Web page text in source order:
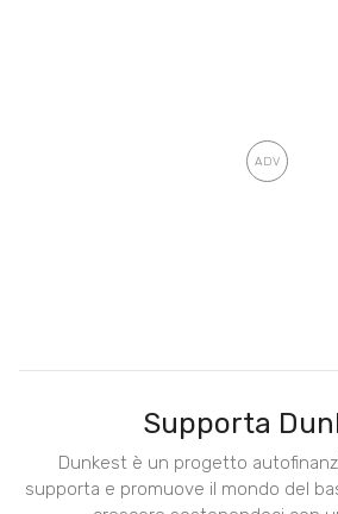
Supporta
Dunkest è un progetto
supporta e promuove il mondo del